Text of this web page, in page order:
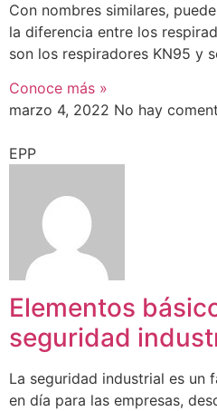
Con nombres similares,
la diferencia entre los
son los respiradores KN95 y
Conoce más »
marzo 4, 2022 No hay
EPP
Elementos
seguridad
La seguridad industrial es un
en día para las empresas,